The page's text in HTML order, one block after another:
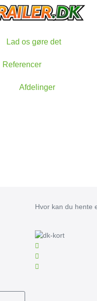
Lad os gøre det
Referencer
Afdelinger
Hvor kan du hente